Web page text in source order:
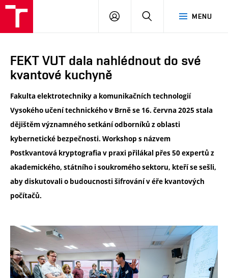
MENU
PŘIHLÁSIT
FEKT VUT dala nahlédnout do své
kvantové kuchyně
Fakulta elektrotechniky a komunikačních technologií
Vysokého učení technického v Brně se 16. června 2025 stala
dějištěm významného setkání odborníků z oblasti
kybernetické bezpečnosti. Workshop s názvem
Postkvantová kryptografia v praxi přilákal přes 50 expertů z
akademického, státního i soukromého sektoru, kteří se sešli,
aby diskutovali o budoucnosti šifrování v éře kvantových
počítačů.